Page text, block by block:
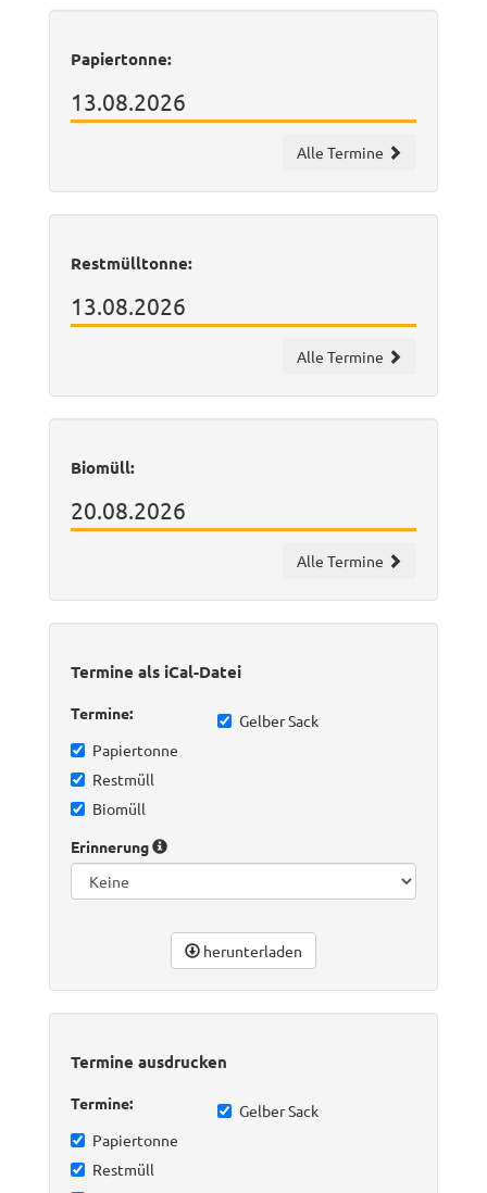
Papiertonne:
13.08.2026
Alle Termine
Restmülltonne:
13.08.2026
Alle Termine
Biomüll:
20.08.2026
Alle Termine
Termine als iCal-Datei
Termine:
Gelber Sack
Papiertonne
Restmüll
Biomüll
Erinnerung
herunterladen
Termine ausdrucken
Termine:
Gelber Sack
Papiertonne
Restmüll